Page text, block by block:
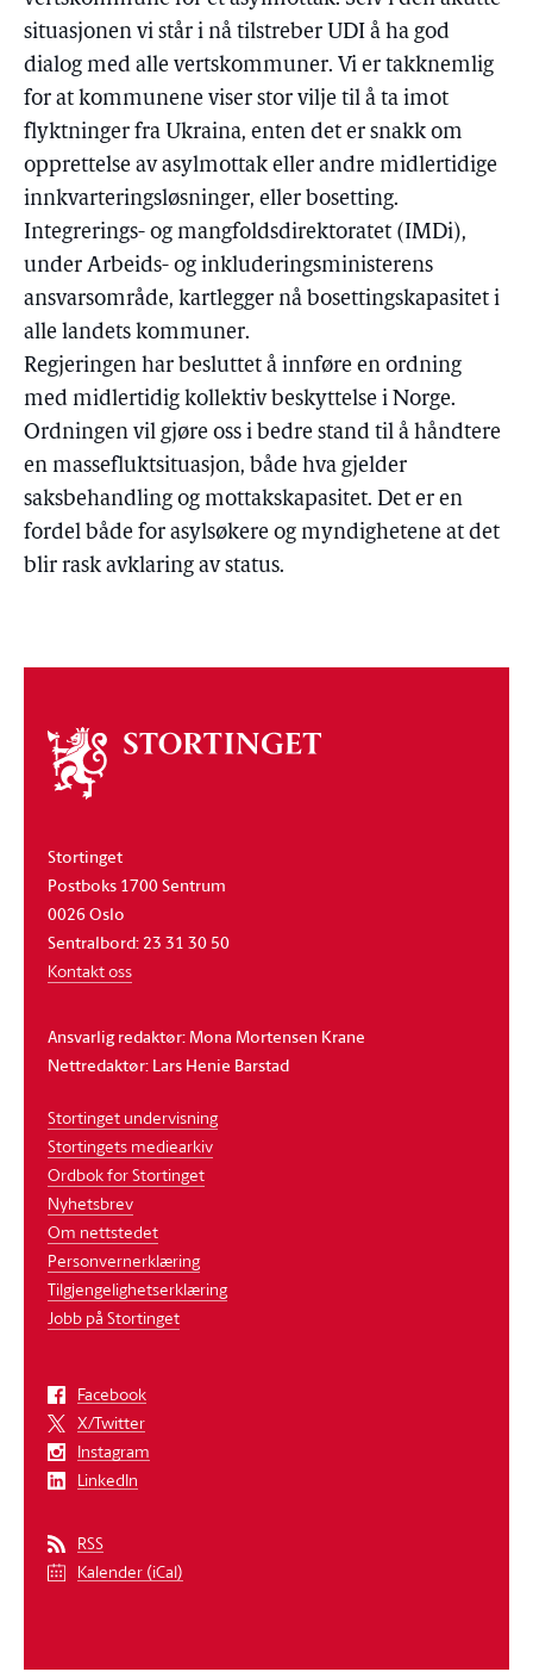
situasjonen vi står i nå tilstreber UDI å ha god
dialog med alle vertskommuner. Vi er takknemlig
for at kommunene viser stor vilje til å ta imot
flyktninger fra Ukraina, enten det er snakk om
opprettelse av asylmottak eller andre midlertidige
innkvarteringsløsninger, eller bosetting.
Integrerings- og mangfoldsdirektoratet (IMDi),
under Arbeids- og inkluderingsministerens
ansvarsområde, kartlegger nå bosettingskapasitet i
alle landets kommuner.
Regjeringen har besluttet å innføre en ordning
med midlertidig kollektiv beskyttelse i Norge.
Ordningen vil gjøre oss i bedre stand til å håndtere
en massefluktsituasjon, både hva gjelder
saksbehandling og mottakskapasitet. Det er en
fordel både for asylsøkere og myndighetene at det
blir rask avklaring av status.
Om
stortinget
Stortinget
Postboks 1700 Sentrum
0026 Oslo
Sentralbord: 23 31 30 50
Kontakt oss
Ansvarlig redaktør: Mona Mortensen Krane
Nettredaktør: Lars Henie Barstad
Stortinget undervisning
Stortingets mediearkiv
Ordbok for Stortinget
Nyhetsbrev
Om nettstedet
Personvernerklæring
Tilgjengelighetserklæring
Jobb på Stortinget
Facebook
X/Twitter
Instagram
LinkedIn
RSS
Kalender (iCal)